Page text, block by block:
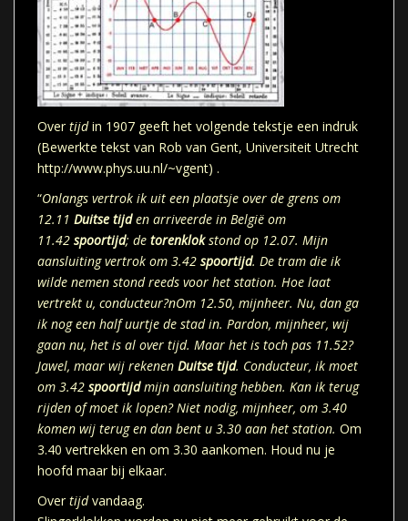
Overtijdin 1907 geeft het volgende tekstje een indruk
(Bewerkte tekst van Rob van Gent, Universiteit Utrecht
http://www.phys.uu.nl/~vgent) .
“Onlangs vertrok ik uit een plaatsje over de grens om
12.11 Duitse tijden arriveerde in België om
11.42 spoortijd; de torenklokstond op 12.07. Mijn
aansluiting vertrok om 3.42 spoortijd. De tram die ik
wilde nemen stond reeds voor het station. Hoe laat
vertrekt u, conducteur?nOm 12.50, mijnheer. Nu, dan ga
ik nog een half uurtje de stad in. Pardon, mijnheer, wij
gaan nu, het is al over tijd. Maar het is toch pas 11.52?
Jawel, maar wij rekenen Duitse tijd. Conducteur, ik moet
om 3.42 spoortijdmijn aansluiting hebben. Kan ik terug
rijden of moet ik lopen? Niet nodig, mijnheer, om 3.40
komen wij terug en dan bent u 3.30 aan het station. Om
3.40 vertrekken en om 3.30 aankomen. Houd nu je
hoofd maar bij elkaar.
Overtijdvandaag.